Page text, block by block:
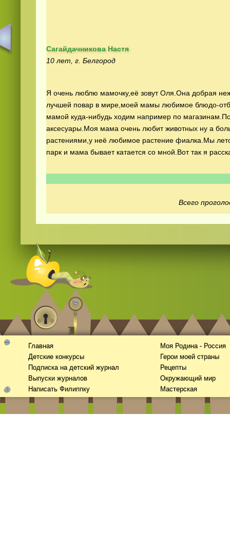
Сагайдачникова Настя
10 лет, г. Белгород
Я очень люблю мамочку,её зовут Оля.Она добрая
лучшей повар в мире,моей мамы любимое блюдо-
мамой куда-нибудь ходим например по
аксесуары.Моя мама очень любит животных ну а
растениями,у неё любимое растение фиалка.Мы
парк и мама бывает катается со мной.Вот так я
Всего
Главная
Детские конкурсы
Подписка на детский журнал
Выпуски журналов
Написать Филиппку
Моя Родина - Россия
Герои моей страны
Рецепты
Окружающий мир
Мастерская
Смотреть видеоhdонлайн